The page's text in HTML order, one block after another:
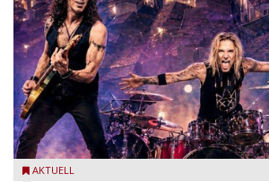
Stef Burns, Will Hunt und Andrea Torresani
AKTUELL